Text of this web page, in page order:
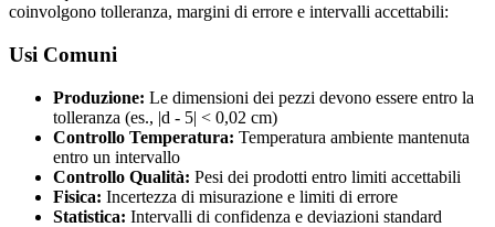
coinvolgono tolleranza, margini di errore e intervalli accettabili:
Usi Comuni
Produzione: Le dimensioni dei pezzi devono essere entro la
tolleranza (es., |d - 5| < 0,02 cm)
Controllo Temperatura: Temperatura ambiente mantenuta
entro un intervallo
Controllo Qualità: Pesi dei prodotti entro limiti accettabili
Fisica: Incertezza di misurazione e limiti di errore
Statistica: Intervalli di confidenza e deviazioni standard